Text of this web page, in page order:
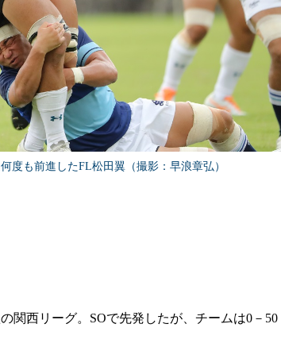
度も前進したFL松田翼（撮影：早浪章弘）
関西リーグ。SOで先発したが、チームは0－50